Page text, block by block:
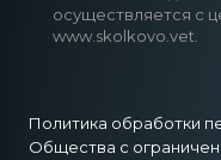
осуществляется с
www.skolkovo.vet.
Политика обработки
Общества с